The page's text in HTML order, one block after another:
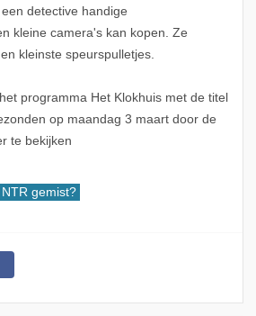
detective handige
kleine camera's kan kopen. Ze
kleinste speurspulletjes.
programma Het Klokhuis met de titel
op maandag 3 maart door de
te bekijken
NTR gemist?